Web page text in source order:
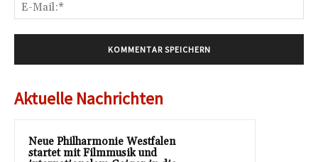
Aktuelle Nachrichten
Neue Philharmonie Westfalen
startet mit Filmmusik und